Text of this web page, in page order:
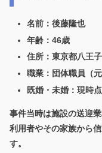
名前：後藤隆也
年齢：46歳
住所：東京都八王
職業：団体職員（
既婚・未婚：現時
事件当時は施設の送迎
利用者やその家族から
す。